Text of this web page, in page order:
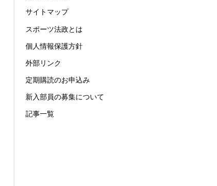
サイトマップ
スポーツ法政とは
個人情報保護方針
外部リンク
定期購読のお申込み
新入部員の募集について
記事一覧